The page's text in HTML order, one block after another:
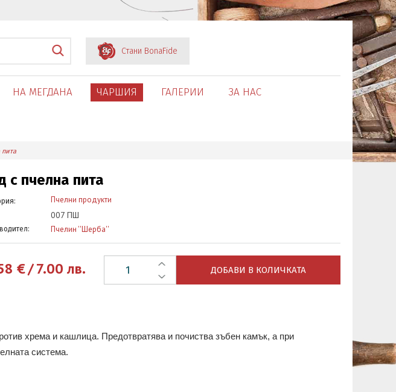
Стани BonaFide
НА МЕГДАНА ЧАРШИЯ ГАЛЕРИИ ЗА НАС
пита
с пчелна пита
Пчелни продукти
007 ПШ
Пчелин ''Шерба''
€/7.00 лв. ДОБАВИ В КОЛИЧКАТА
хрема и кашлица. Предотвратява и почиства зъбен камък, a при
система.